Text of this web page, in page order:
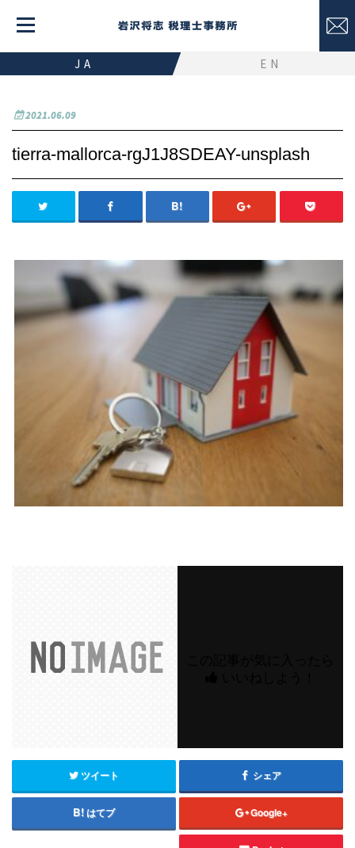
JA EN
2021.06.09
tierra-mallorca-rgJ1J8SDEAY-unsplash
ツイート シェア
はてブ Google+